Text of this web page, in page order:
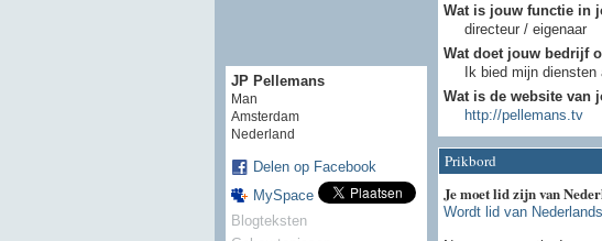
JP Pellemans
Man
Amsterdam
Nederland
Delen op Facebook
MySpace
Blogteksten
Wat is jouw functie in
directeur / eigenaar
Wat doet jouw bedrijf
Ik bied mijn
Wat is de website van
http://pellemans.tv
Prikbord
Je moet lid zijn van
Wordt lid van